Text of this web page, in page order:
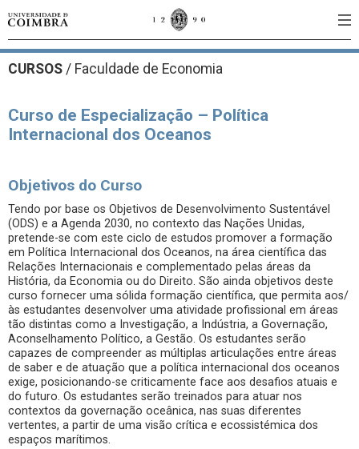
CURSOS / Faculdade de Economia
Curso de Especialização – Política
Internacional dos Oceanos
Objetivos do Curso
Tendo por base os Objetivos de Desenvolvimento Sustentável
(ODS) e a Agenda 2030, no contexto das Nações Unidas,
pretende-se com este ciclo de estudos promover a formação
em Política Internacional dos Oceanos, na área científica das
Relações Internacionais e complementado pelas áreas da
História, da Economia ou do Direito. São ainda objetivos deste
curso fornecer uma sólida formação científica, que permita aos/
às estudantes desenvolver uma atividade profissional em áreas
tão distintas como a Investigação, a Indústria, a Governação,
Aconselhamento Político, a Gestão. Os estudantes serão
capazes de compreender as múltiplas articulações entre áreas
de saber e de atuação que a política internacional dos oceanos
exige, posicionando-se criticamente face aos desafios atuais e
do futuro. Os estudantes serão treinados para atuar nos
contextos da governação oceânica, nas suas diferentes
vertentes, a partir de uma visão crítica e ecossistémica dos
espaços marítimos.